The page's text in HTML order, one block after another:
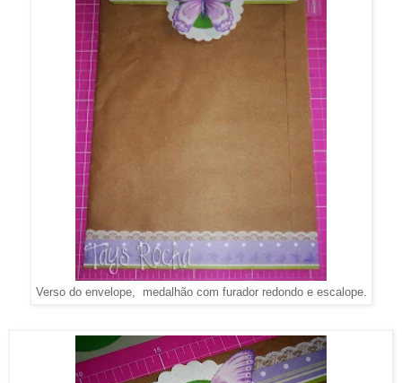
Verso do envelope, medalhão com furador redondo e escalope.